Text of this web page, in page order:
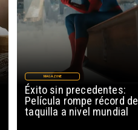
Éxito sin precedentes:
Película rompe récord de
taquilla a nivel mundial
MAGAZINE